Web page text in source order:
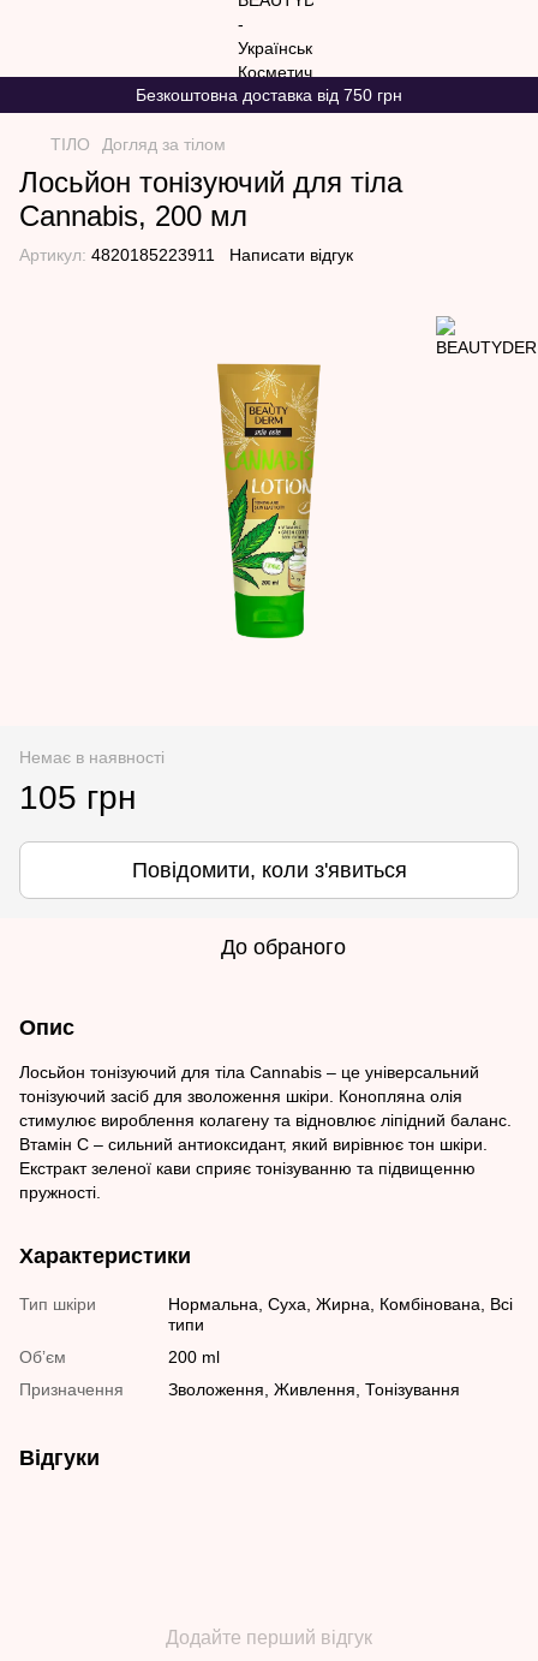
Безкоштовна доставка від 750 грн
ТІЛО Догляд за тілом
Лосьйон тонізуючий для тіла
Cannabis, 200 мл
Артикул: 4820185223911 Написати відгук
Немає в наявності
105 грн
Повідомити, коли з'явиться
До обраного
Опис
Лосьйон тонізуючий для тіла Cannabis – це універсальний
тонізуючий засіб для зволоження шкіри. Конопляна олія
стимулює вироблення колагену та відновлює ліпідний баланс.
Втамін С – сильний антиоксидант, який вирівнює тон шкіри.
Екстракт зеленої кави сприяє тонізуванню та підвищенню
пружності.
Характеристики
Тип шкіри
Нормальна, Суха, Жирна, Комбінована, Всі
типи
Обʼєм
200 ml
Призначення
Зволоження, Живлення, Тонізування
Відгуки
Додайте перший відгук